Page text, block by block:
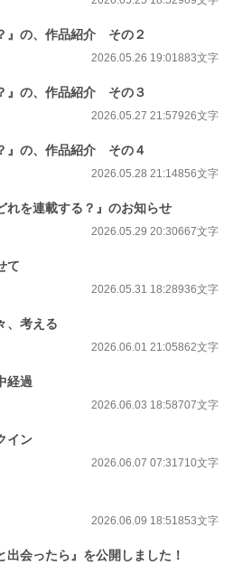
』の、作品紹介 その２
2026.05.26 19:01883文字
』の、作品紹介 その３
2026.05.27 21:57926文字
』の、作品紹介 その４
2026.05.28 21:14856文字
を連載する？』のお知らせ
2026.05.29 20:30667文字
て
2026.05.31 18:28936文字
、考える
2026.06.01 21:05862文字
経過
2026.06.03 18:58707文字
イン
2026.06.07 07:31710文字
2026.06.09 18:51853文字
会ったら』を公開しました！